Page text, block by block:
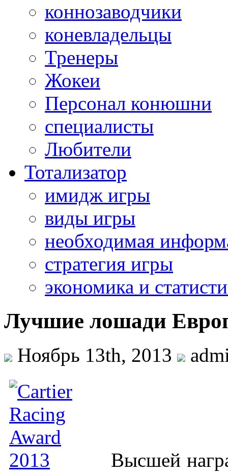
коннозаводчики
коневладельцы
Тренеры
Жокеи
Персонал конюшни
специалисты
Любители
Тотализатор
имидж игры
виды игры
необходимая
стратегия игры
экономика и
Лучшие лошади
Ноябрь 13th, 2013
Высшей